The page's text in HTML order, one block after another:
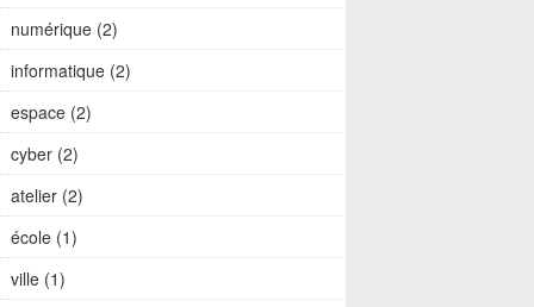
numérique (2)
informatique (2)
espace (2)
cyber (2)
atelier (2)
école (1)
ville (1)